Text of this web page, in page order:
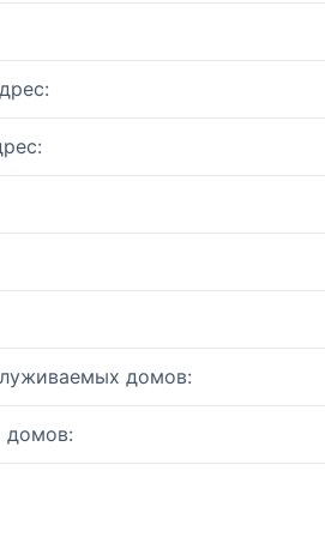
домов:
домов: